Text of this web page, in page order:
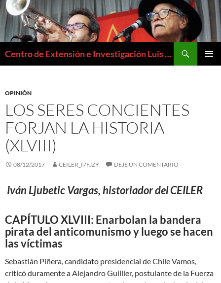
Centro de Extensión e Investigación Luis Emilio Recabarren
OPINIÓN
LOS SERES CONCIENTES
FORJAN LA HISTORIA
(XLVIII)
08/12/2017 CEILER_I7FJZY DEJE UN COMENTARIO
Iván Ljubetic Vargas, historiador del CEILER
CAPÍTULO XLVIII: Enarbolan la bandera
pirata del anticomunismo y luego se hacen
las víctimas
Sebastián Piñera, candidato presidencial de Chile Vamos,
criticó duramente a Alejandro Guillier, postulante de la Fuerza